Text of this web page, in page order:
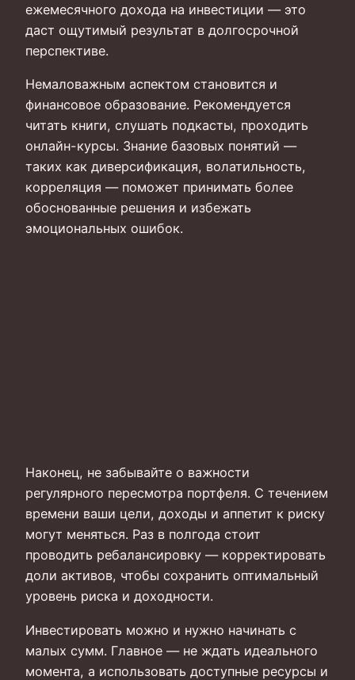
ежемесячного дохода на инвестиции — это
даст ощутимый результат в долгосрочной
перспективе.
Немаловажным аспектом становится и
финансовое образование. Рекомендуется
читать книги, слушать подкасты, проходить
онлайн-курсы. Знание базовых понятий —
таких как диверсификация, волатильность,
корреляция — поможет принимать более
обоснованные решения и избежать
эмоциональных ошибок.
Наконец, не забывайте о важности
регулярного пересмотра портфеля. С течением
времени ваши цели, доходы и аппетит к риску
могут меняться. Раз в полгода стоит
проводить ребалансировку — корректировать
доли активов, чтобы сохранить оптимальный
уровень риска и доходности.
Инвестировать можно и нужно начинать с
малых сумм. Главное — не ждать идеального
момента, а использовать доступные ресурсы и